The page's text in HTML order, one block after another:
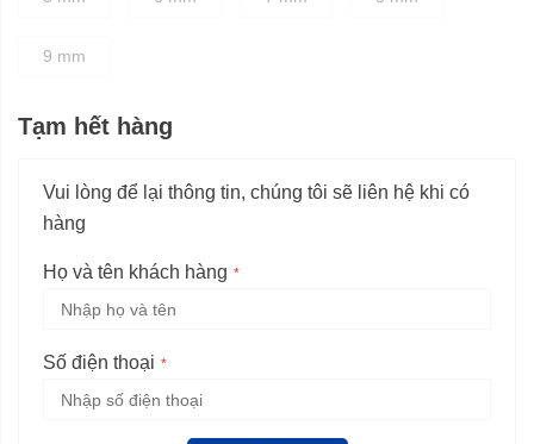
9 mm
Tạm hết hàng
Vui lòng để lại thông tin, chúng tôi sẽ liên hệ khi có
hàng
Họ và tên khách hàng
Số điện thoại